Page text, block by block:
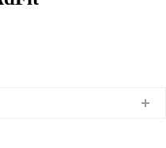
만들어집니다.